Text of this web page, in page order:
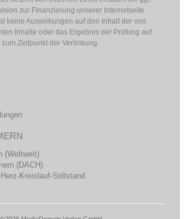
zur Finanzierung unserer Internetseite.
keine Auswirkungen auf den Inhalt der von
Inhalte oder das Ergebnis der Prüfung auf
Zeitpunkt der Verlinkung.
(Weltweit)
(DACH)
Kreislauf-Stillstand